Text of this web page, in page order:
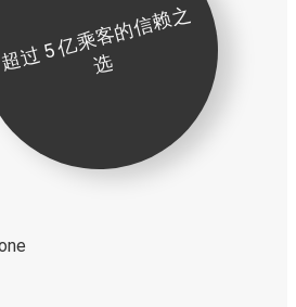
超
过
5
亿
乘
客
的
信
赖
之
选